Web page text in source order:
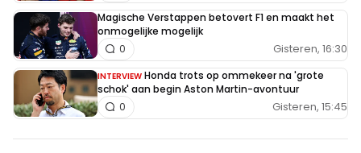
Magische Verstappen betovert F1 en maakt het
onmogelijke mogelijk
Gisteren, 16:30
0
INTERVIEW Honda trots op ommekeer na 'grote
schok' aan begin Aston Martin-avontuur
Gisteren, 15:45
0